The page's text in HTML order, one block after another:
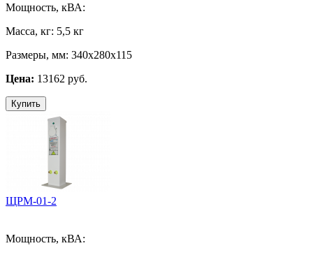
Мощность, кВА:
Масса, кг: 5,5 кг
Размеры, мм: 340х280х115
Цена: 13162 руб.
Купить
ЩРМ-01-2
Мощность, кВА: